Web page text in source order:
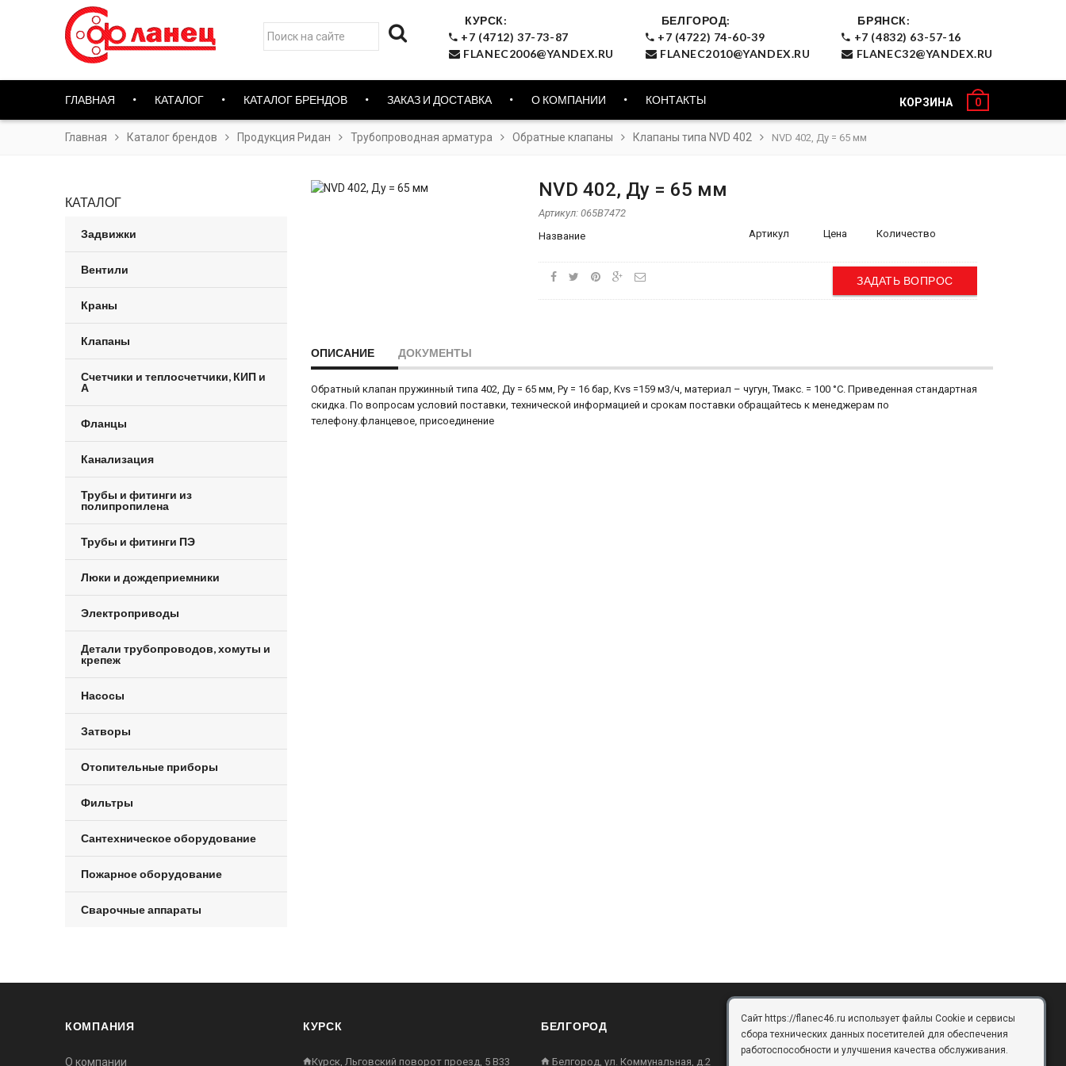
КУРСК:
+7 (4712) 37-73-87
FLANEC2006@YANDEX.RU
БЕЛГОРОД:
+7 (4722) 74-60-39
FLANEC2010@YANDEX.RU
БРЯНСК:
+7 (4832) 63-57-16
FLANEC32@YANDEX.RU
ГЛАВНАЯ КАТАЛОГ КАТАЛОГ БРЕНДОВ ЗАКАЗ И ДОСТАВКА О КОМПАНИИ КОНТАКТЫ КОРЗИНА 0
Главная Каталог брендов Продукция Ридан Трубопроводная арматура Обратные клапаны Клапаны типа NVD 402 NVD 402, Ду = 65 мм
КАТАЛОГ
Задвижки
Вентили
Краны
Клапаны
Счетчики и теплосчетчики, КИП и
А
Фланцы
Канализация
Трубы и фитинги из
полипропилена
Трубы и фитинги ПЭ
Люки и дождеприемники
Электроприводы
Детали трубопроводов, хомуты и
крепеж
Насосы
Затворы
Отопительные приборы
Фильтры
Сантехническое оборудование
Пожарное оборудование
Сварочные аппараты
NVD 402, Ду = 65 мм
Артикул: 065B7472
Название
Артикул Цена Количество
ЗАДАТЬ ВОПРОС
ОПИСАНИЕ ДОКУМЕНТЫ
Обратный клапан пружинный типа 402, Ду = 65 мм, Ру = 16 бар, Kvs =159 м3/ч, материал – чугун, Тмакс. = 100 °С. Приведенная стандартная
скидка. По вопросам условий поставки, технической информацией и срокам поставки обращайтесь к менеджерам по
телефону.фланцевое, присоединение
КОМПАНИЯ
О компании
КУРСК
Курск, Льговский поворот проезд, 5 В33
БЕЛГОРОД
Белгород, ул. Коммунальная, д.2
БРЯНСК
Сайт https://flanec46.ru использует файлы Cookie и сервисы
сбора технических данных посетителей для обеспечения
работоспособности и улучшения качества обслуживания.